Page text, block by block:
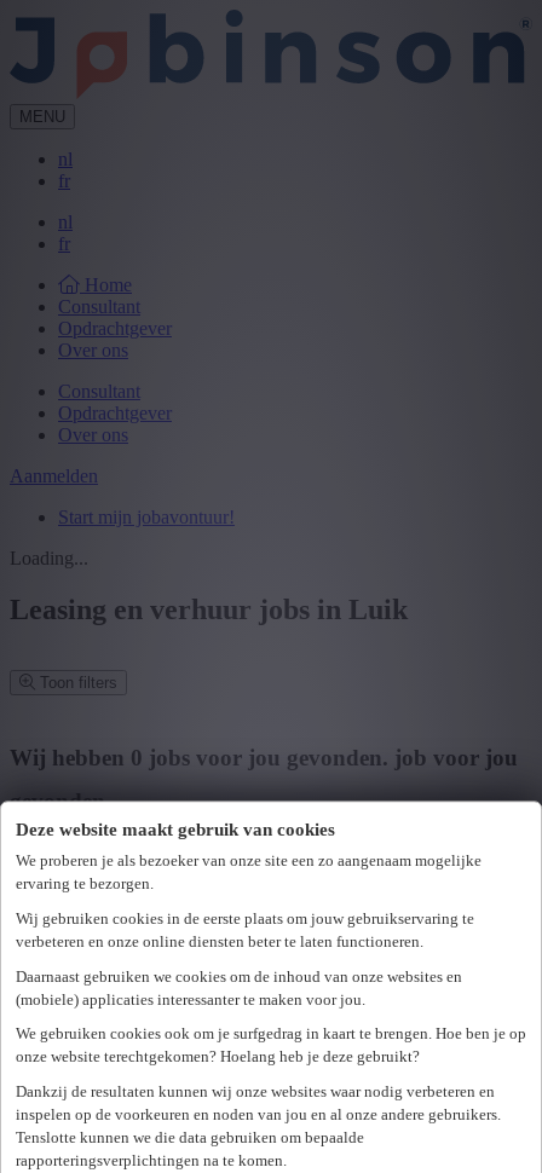
Deze website maakt gebruik van cookies
We proberen je als bezoeker van onze site een zo aangenaam mogelijke
ervaring te bezorgen.
Wij gebruiken cookies in de eerste plaats om jouw gebruikservaring te
verbeteren en onze online diensten beter te laten functioneren.
Daarnaast gebruiken we cookies om de inhoud van onze websites en
(mobiele) applicaties interessanter te maken voor jou.
We gebruiken cookies ook om je surfgedrag in kaart te brengen. Hoe ben je op
onze website terechtgekomen? Hoelang heb je deze gebruikt?
Dankzij de resultaten kunnen wij onze websites waar nodig verbeteren en
inspelen op de voorkeuren en noden van jou en al onze andere gebruikers.
Tenslotte kunnen we die data gebruiken om bepaalde
rapporteringsverplichtingen na te komen.
MENU
nl
fr
nl
fr
Home
Consultant
Opdrachtgever
Over ons
Consultant
Opdrachtgever
Over ons
Aanmelden
Start mijn jobavontuur!
Loading...
Leasing en verhuur jobs in Luik
Toon filters
Zoek op functie, jobtitel, bedrijf,...
Postcode of gemeente
Zoek vacatures
Mijn gekozen filters
Wis alle filters
Wij hebben 0 jobs voor jou gevonden. job voor jou
gevonden
Opnieuw aanmelden.
Er is een fout opgetreden. Gelieve later opnieuw te proberen.
Sluiten